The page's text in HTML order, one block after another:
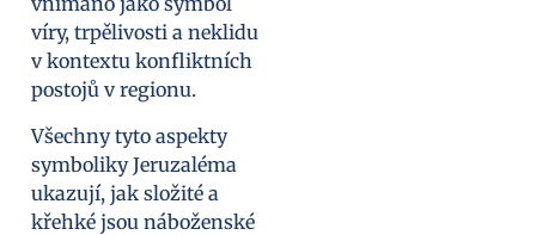
víry, trpělivosti a neklidu
v kontextu konfliktních
postojů v regionu.
Všechny tyto aspekty
symboliky Jeruzaléma
ukazují, jak složité a
křehké jsou náboženské